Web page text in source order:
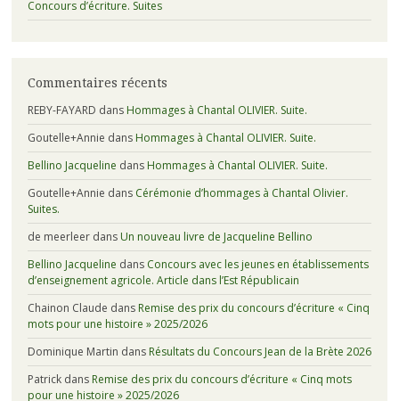
Concours d’écriture. Suites
Commentaires récents
REBY-FAYARD dans Hommages à Chantal OLIVIER. Suite.
Goutelle+Annie dans Hommages à Chantal OLIVIER. Suite.
Bellino Jacqueline dans Hommages à Chantal OLIVIER. Suite.
Goutelle+Annie dans Cérémonie d’hommages à Chantal Olivier.
Suites.
de meerleerdans Un nouveau livre de Jacqueline Bellino
Bellino Jacqueline dans Concours avec les jeunes en établissements
d’enseignement agricole. Article dans l’Est Républicain
Chainon Claude dans Remise des prix du concours d’écriture « Cinq
mots pour une histoire » 2025/2026
Dominique Martin dans Résultats du Concours Jean de la Brète 2026
Patrickdans Remise des prix du concours d’écriture « Cinq mots
pour une histoire » 2025/2026